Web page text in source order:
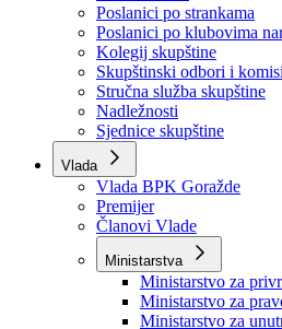
Skupština
Skupština BPK Goražde
Rukovodstvo
Poslanici po strankama
Poslanici po klubovima
Kolegij skupštine
Skupštinski odbori i
Stručna služba skupštine
Nadležnosti
Sjednice skupštine
Vlada
Vlada BPK Goražde
Premijer
Članovi Vlade
Ministarstva